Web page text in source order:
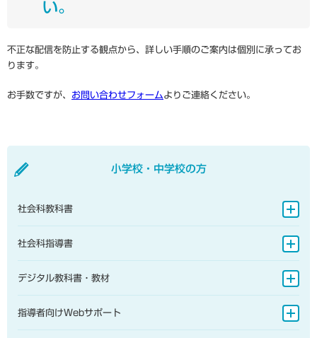
い。
不正な配信を防止する観点から、詳しい手順のご案内は個別に承ってお
ります。
お手数ですが、 お問い合わせフォームよりご連絡ください。
小学校・中学校の方
社会科教科書
地図帳
社会科指導書
地図帳
デジタル教科書・教材
小学校
指導者向けWebサポート